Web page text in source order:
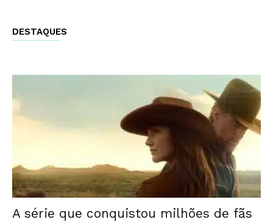
DESTAQUES
A série que conquistou milhões de fãs